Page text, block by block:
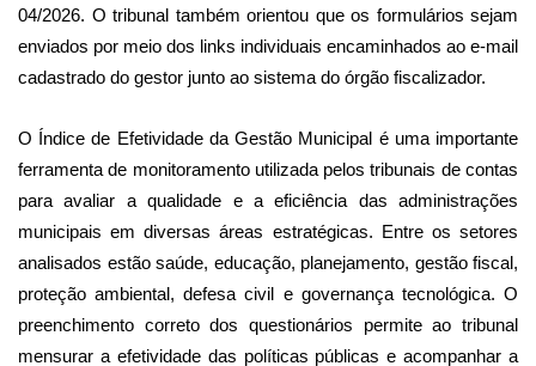
04/2026. O tribunal também orientou que os formulários sejam
enviados por meio dos links individuais encaminhados ao e-mail
cadastrado do gestor junto ao sistema do órgão fiscalizador.
O Índice de Efetividade da Gestão Municipal é uma importante
ferramenta de monitoramento utilizada pelos tribunais de contas
para avaliar a qualidade e a eficiência das administrações
municipais em diversas áreas estratégicas. Entre os setores
analisados estão saúde, educação, planejamento, gestão fiscal,
proteção ambiental, defesa civil e governança tecnológica. O
preenchimento correto dos questionários permite ao tribunal
mensurar a efetividade das políticas públicas e acompanhar a